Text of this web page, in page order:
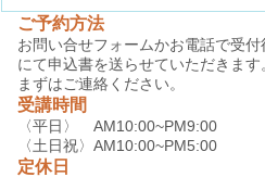
ご予約方法
お問い合せフォームかお電話で受
にて申込書を送らせていただきます
まずはご連絡ください。
受講時間
〈平日〉 AM10:00~PM9:00
〈土日祝〉AM10:00~PM5:00
定休日